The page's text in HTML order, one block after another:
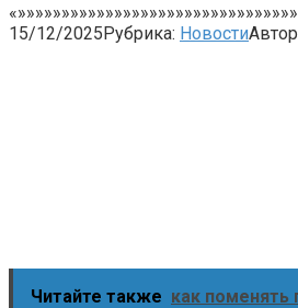
15/12/2025Рубрика: Новости
Читайте также как поменять